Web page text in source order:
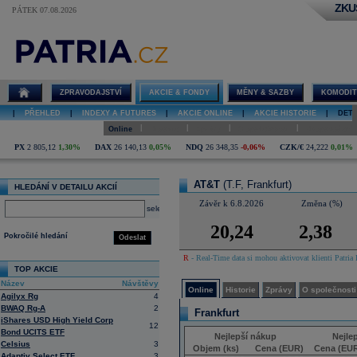
PÁTEK 07.08.2026
AT&T online
ZPRAVODAJSTVÍ AKCIE & FONDY MĚNY & SAZBY
PŘEHLED INDEXY A FUTURES AKCIE ONLINE AKCIE HISTORIE
Online
PX 2 805,12 1,30% DAX 26 140,13 0,05% NDQ 26 348,35 -0,06% CZK/€ 24,222 0,01%
HLEDÁNÍ V DETAILU AKCIÍ
select
Odeslat
Pokročilé hledání
TOP AKCIE
Název
Návštěvy
Agilyx Rg
4
BWAQ Rg-A
2
iShares USD High Yield Corp
Bond UCITS ETF
12
Celsius
3
AT&T (T.F, Frankfurt)
Závěr k 6.8.2026 Změna (%)
20,24 2,38
R - Real-Time data si mohou aktivovat klienti
Online Historie Zprávy O společnosti
Frankfurt
Nejlepší nákup
Objem (ks)
Cena (EUR)
Cena